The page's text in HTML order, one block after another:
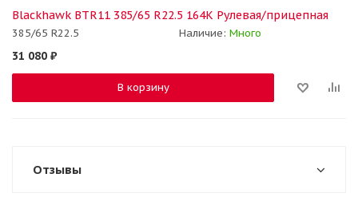
Blackhawk BTR11 385/65 R22.5 164K Рулевая/прицепная
385/65 R22.5 Наличие: Много
31 080 ₽
В корзину
Отзывы